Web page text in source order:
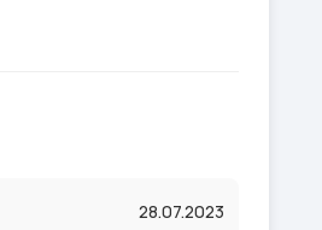
28.07.2023